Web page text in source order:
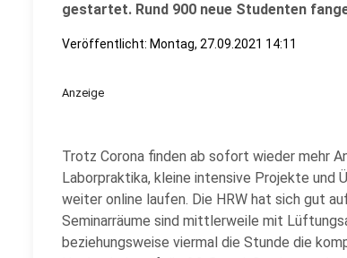
gestartet. Rund 900 neue Studenten
Veröffentlicht: Montag, 27.09.2021 14:11
Anzeige
Trotz Corona finden ab sofort wieder mehr
Laborpraktika, kleine intensive Projekte und
weiter online laufen. Die HRW hat sich gut
Seminarräume sind mittlerweile mit
beziehungsweise viermal die Stunde die